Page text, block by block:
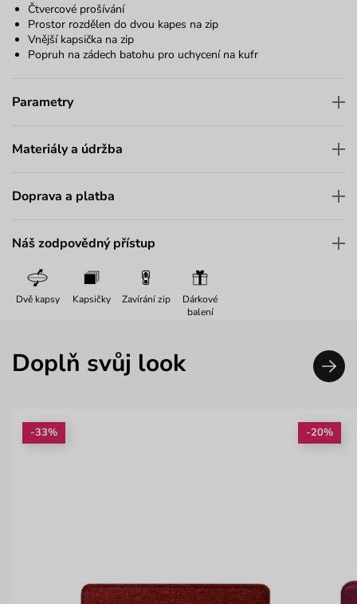
Čtvercové prošívání
Prostor rozdělen do dvou kapes na zip
Vnější kapsička na zip
Popruh na zádech batohu pro uchycení na kufr
Parametry
Materiály a údržba
Doprava a platba
Náš zodpovědný přístup
Dvě kapsy Kapsičky Zavírání zip
Dárkové
balení
Doplň svůj look
-33% -20%